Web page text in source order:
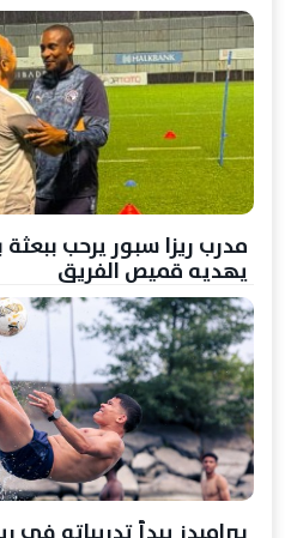
مدرب ريزا سبور يرحب ببعثة
يهديه قميص الفريق
بيراميدز يبدأ تدريباته في